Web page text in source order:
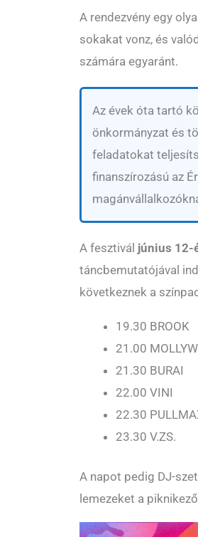
A rendezvény egy
sokakat vonz, és
számára egyaránt.
Az évek óta tartó
önkormányzat és
feladatokat
finanszírozású az
A fesztivál június 12-
táncbemutatójával
következnek a
19.30 BROOK
21.00
21.30 BURAI
22.00 VINI
22.30
23.30 V.ZS.
A napot pedig DJ-
lemezeket a